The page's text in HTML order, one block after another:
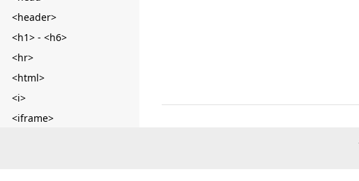
<header>
<h1> - <h6>
<hr>
<html>
<i>
<iframe>